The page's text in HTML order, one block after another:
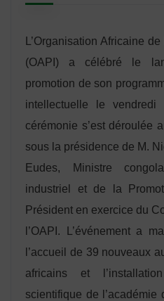
L’Organisation Africaine
(OAPI) a célébré le
promotion de son
intellectuelle le
cérémonie s’est déroulée
sous la présidence de M.
Eudes, Ministre
industriel et de la
Président en exercice du
l’OAPI. L’événement a
l’accueil de 39 nouveaux
africains et
scientifique de